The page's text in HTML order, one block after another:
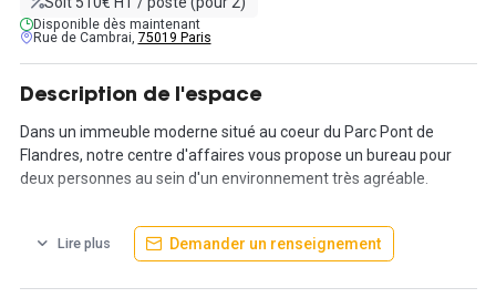
Disponible dès maintenant
Rue de Cambrai, 75019 Paris
Description de l'espace
Dans un immeuble moderne situé au coeur du Parc Pont de
Flandres, notre centre d'affaires vous propose un bureau pour
deux personnes au sein d'un environnement très agréable.
Cette offre s'accompagne d'une pléthore de services et de
prestations de qualités destinés à rendre votre quotidien aussi
Lire plus Demander un renseignement